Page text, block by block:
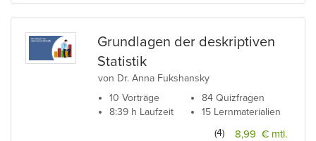
Zur Zeit arbeite ich als Mathematikerin bei liquid-f,
einem jungen Unternehmen für (wirklich) unabhängige
Finanzplanung. Außerdem biete ich Training und
Lösungen in Mathematik.Grundlagen der deskriptiven
Statistik
von Dr. Anna Fukshansky
10 Vorträge
8:39 h Laufzeit
84 Quizfragen
15 Lernmaterialien
8,99 € mtl.
(4)